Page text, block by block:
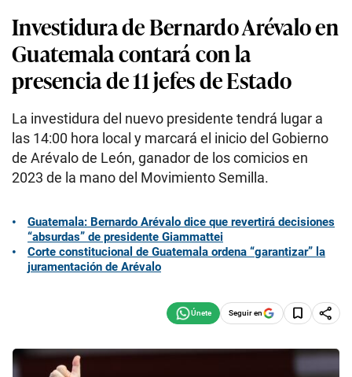
Investidura de Bernardo Arévalo en
Guatemala contará con la
presencia de 11 jefes de Estado
La investidura del nuevo presidente tendrá lugar a
las 14:00 hora local y marcará el inicio del Gobierno
de Arévalo de León, ganador de los comicios en
2023 de la mano del Movimiento Semilla.
Guatemala: Bernardo Arévalo dice que revertirá decisiones
“absurdas” de presidente Giammattei
Corte constitucional de Guatemala ordena “garantizar” la
juramentación de Arévalo
Seguir en